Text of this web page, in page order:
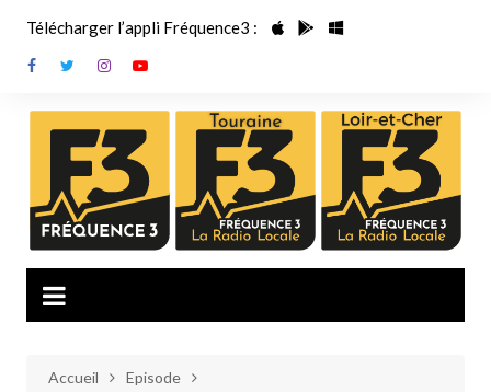
contenu
Télécharger l’appli Fréquence3 :
Accueil
Episode